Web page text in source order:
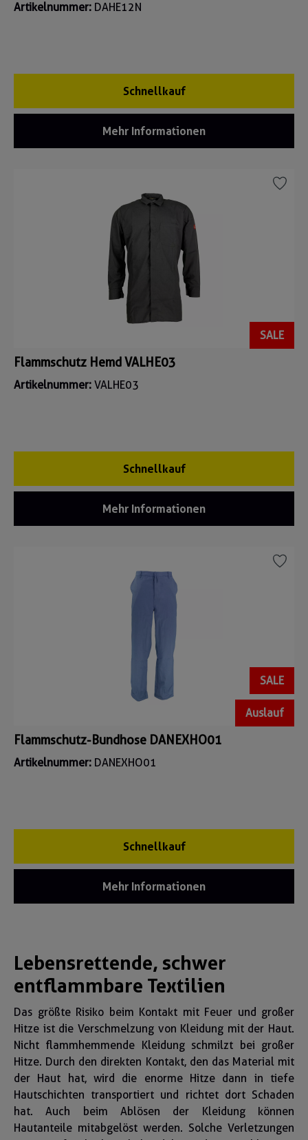
Artikelnummer: DAHE12N
Schnellkauf
Mehr Informationen
SALE
Flammschutz Hemd VALHE03
Artikelnummer: VALHE03
Schnellkauf
Mehr Informationen
SALE
Auslauf
Flammschutz-Bundhose DANEXHO01
Artikelnummer: DANEXHO01
Schnellkauf
Mehr Informationen
Lebensrettende, schwer
entflammbare Textilien
Das größte Risiko beim Kontakt mit Feuer und großer
Hitze ist die Verschmelzung von Kleidung mit der Haut.
Nicht flammhemmende Kleidung schmilzt bei großer
Hitze. Durch den direkten Kontakt, den das Material mit
der Haut hat, wird die enorme Hitze dann in tiefe
Hautschichten transportiert und richtet dort Schaden
hat. Auch beim Ablösen der Kleidung können
Hautanteile mitabgelöst werden. Solche Verletzungen